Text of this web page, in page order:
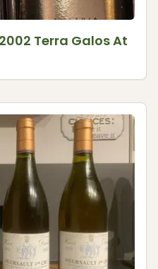
Terra Galos At